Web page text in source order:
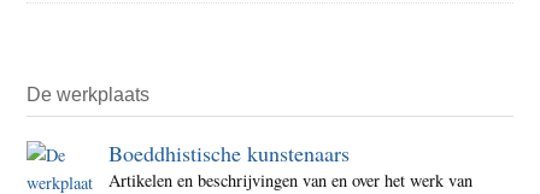
De werkplaats
Boeddhistische kunstenaars
Artikelen en beschrijvingen van en over het werk van